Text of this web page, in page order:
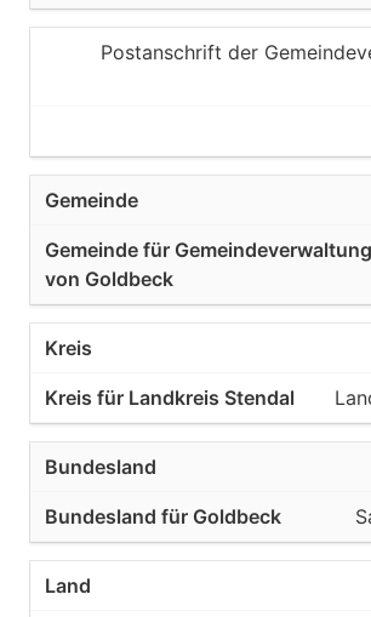
Postanschrift der